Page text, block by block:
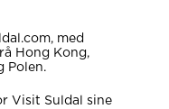
med
Hong Kong,
Polen.
Visit Suldal sine